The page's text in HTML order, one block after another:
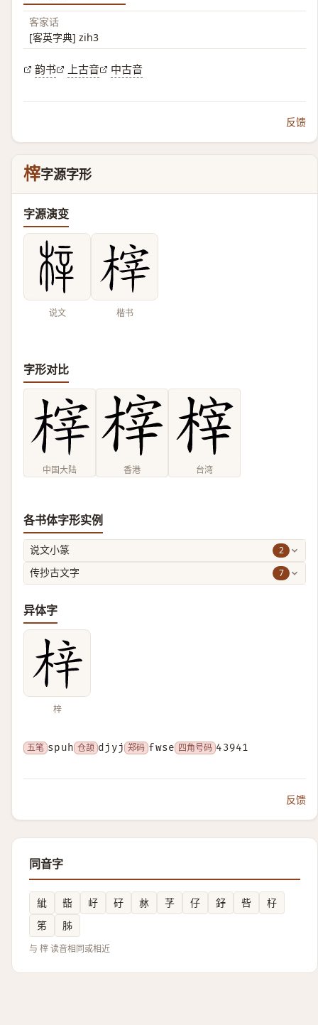
客家话
[客英字典] zih3
韵书 上古音 中古音
反馈
榟字源字形
字源演变
说文 楷书
字形对比
中国大陆 香港 台湾
各书体字形实例
说文小篆 2
传抄古文字 7
异体字
梓
五笔 spuh 仓颉 djyj 郑码 fwse 四角号码 43941
反馈
同音字
紪 啙 㞨 矷 沝 芓 仔 釨 呰
杍
笫
胏
与 榟 读音相同或相近